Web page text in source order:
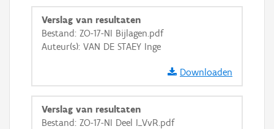
Basis Lagen
Ortho
GRB-Basiskaart
Verslag van resultaten
Bestand: ZO-17-NI Bijlagen.pdf
Auteur(s): VAN DE STAEY Inge
Downloaden
Verslag van resultaten
Bestand: ZO-17-NI Deel I_VvR.pdf